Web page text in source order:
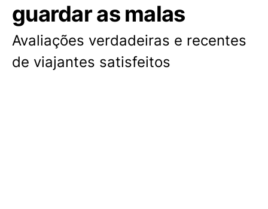
guardar as malas
Avaliações verdadeiras e recentes
de viajantes satisfeitos